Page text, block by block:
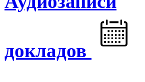
докладов